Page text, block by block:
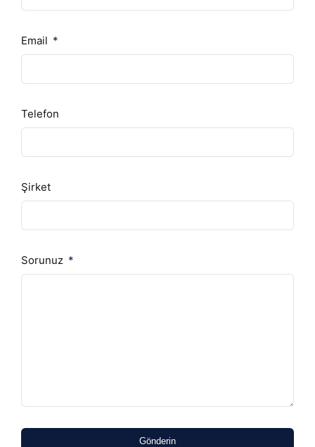
Email
Telefon
Şirket
Sorunuz
Gönderin